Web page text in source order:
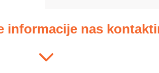
informacije nas
3